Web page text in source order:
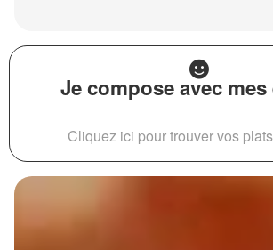
Je compose avec
Cliquez ici pour trouver vos